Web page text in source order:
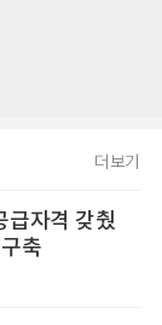
더보기
급자격 갖췄
축